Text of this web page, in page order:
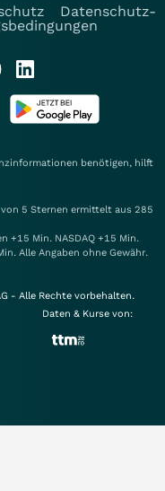
Datenschutz-
benötigen, hilft
5 Sternen ermittelt aus 285
+15 Min. NASDAQ +15 Min.
Alle Angaben ohne Gewähr.
- Alle Rechte vorbehalten.
Daten & Kurse von: